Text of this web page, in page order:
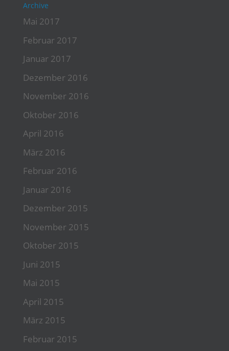
Archive
Mai 2017
Februar 2017
Januar 2017
Dezember 2016
November 2016
Oktober 2016
April 2016
März 2016
Februar 2016
Januar 2016
Dezember 2015
November 2015
Oktober 2015
Juni 2015
Mai 2015
April 2015
März 2015
Februar 2015